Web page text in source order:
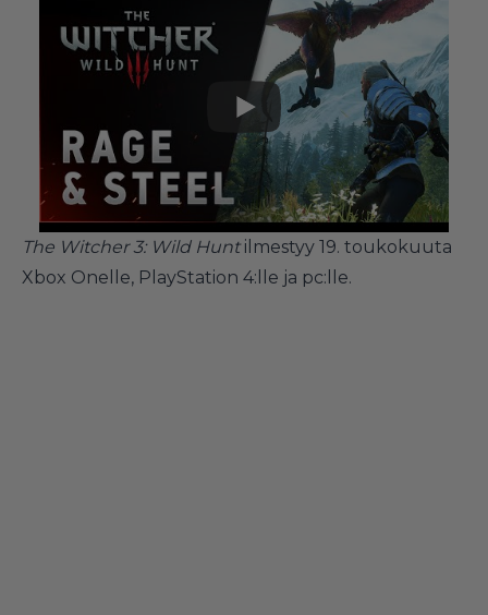
The Witcher 3: Wild Huntilmestyy 19. toukokuuta
Xbox Onelle, PlayStation 4:lle ja pc:lle.